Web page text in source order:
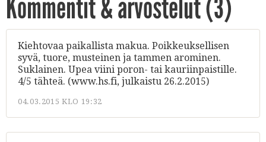
Kommentit & arvostelut (3)
Kiehtovaa paikallista makua. Poikkeuksellisen
syvä, tuore, musteinen ja tammen arominen.
Suklainen. Upea viini poron- tai kauriinpaistille.
4/5 tähteä. (www.hs.fi, julkaistu 26.2.2015)
04.03.2015 KLO 19:32